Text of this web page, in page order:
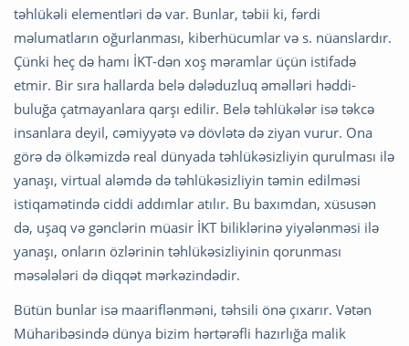
təhlükəli elementləri də var. Bunlar, təbii ki, fərdi
məlumatların oğurlanması, kiberhücumlar və s. nüanslardır.
Çünki heç də hamı İKT-dən xoş məramlar üçün istifadə
etmir. Bir sıra hallarda belə dələduzluq əməlləri həddi-
buluğa çatmayanlara qarşı edilir. Belə təhlükələr isə təkcə
insanlara deyil, cəmiyyətə və dövlətə də ziyan vurur. Ona
görə də ölkəmizdə real dünyada təhlükəsizliyin qurulması ilə
yanaşı, virtual aləmdə də təhlükəsizliyin təmin edilməsi
istiqamətində ciddi addımlar atılır. Bu baxımdan, xüsusən
də, uşaq və gənclərin müasir İKT biliklərinə yiyələnməsi ilə
yanaşı, onların özlərinin təhlükəsizliyinin qorunması
məsələləri də diqqət mərkəzindədir.
Bütün bunlar isə maariflənməni, təhsili önə çıxarır. Vətən
Müharibəsində dünya bizim hərtərəfli hazırlığa malik